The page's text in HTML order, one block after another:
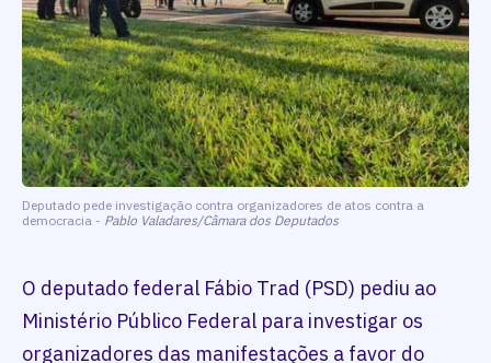
Deputado pede investigação contra organizadores de atos contra a
democracia - Pablo Valadares/Câmara dos Deputados
O deputado federal Fábio Trad (PSD) pediu ao
Ministério Público Federal para investigar os
organizadores das manifestações a favor do